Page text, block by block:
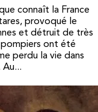
connaît la France
provoqué le
et détruit de très
ont été
perdu la vie dans